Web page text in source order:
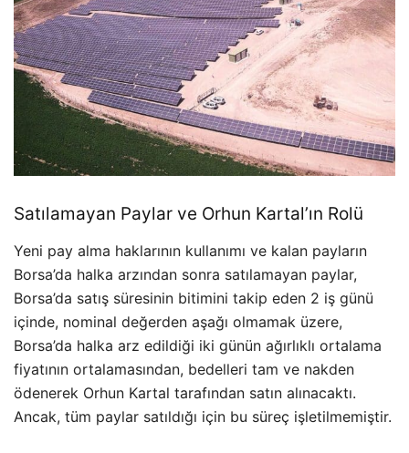
Satılamayan Paylar ve Orhun Kartal’ın Rolü
Yeni pay alma haklarının kullanımı ve kalan payların
Borsa’da halka arzından sonra satılamayan paylar,
Borsa’da satış süresinin bitimini takip eden 2 iş günü
içinde, nominal değerden aşağı olmamak üzere,
Borsa’da halka arz edildiği iki günün ağırlıklı ortalama
fiyatının ortalamasından, bedelleri tam ve nakden
ödenerek Orhun Kartal tarafından satın alınacaktı.
Ancak, tüm paylar satıldığı için bu süreç işletilmemiştir​​​​.